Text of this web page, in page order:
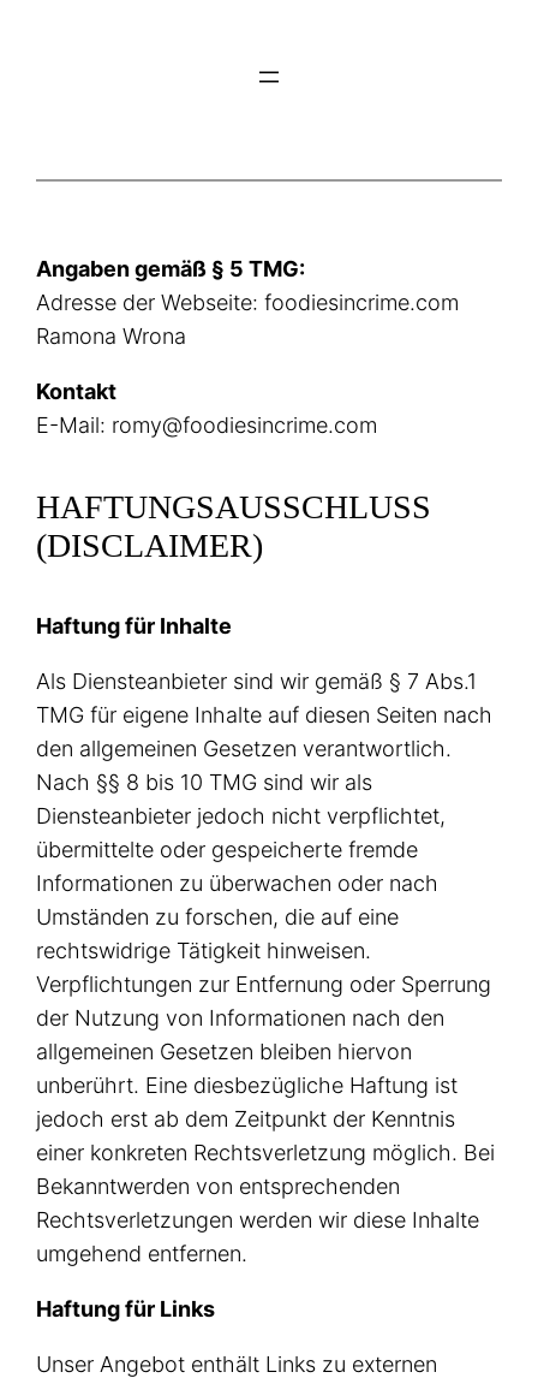
Angaben gemäß § 5 TMG:
Adresse der Webseite: foodiesincrime.com
Ramona Wrona
Kontakt
E-Mail: romy@foodiesincrime.com
HAFTUNGSAUSSCHLUSS
(DISCLAIMER)
Haftung für Inhalte
Als Diensteanbieter sind wir gemäß § 7 Abs.1
TMG für eigene Inhalte auf diesen Seiten nach
den allgemeinen Gesetzen verantwortlich.
Nach §§ 8 bis 10 TMG sind wir als
Diensteanbieter jedoch nicht verpflichtet,
übermittelte oder gespeicherte fremde
Informationen zu überwachen oder nach
Umständen zu forschen, die auf eine
rechtswidrige Tätigkeit hinweisen.
Verpflichtungen zur Entfernung oder Sperrung
der Nutzung von Informationen nach den
allgemeinen Gesetzen bleiben hiervon
unberührt. Eine diesbezügliche Haftung ist
jedoch erst ab dem Zeitpunkt der Kenntnis
einer konkreten Rechtsverletzung möglich. Bei
Bekanntwerden von entsprechenden
Rechtsverletzungen werden wir diese Inhalte
umgehend entfernen.
Haftung für Links
Unser Angebot enthält Links zu externen